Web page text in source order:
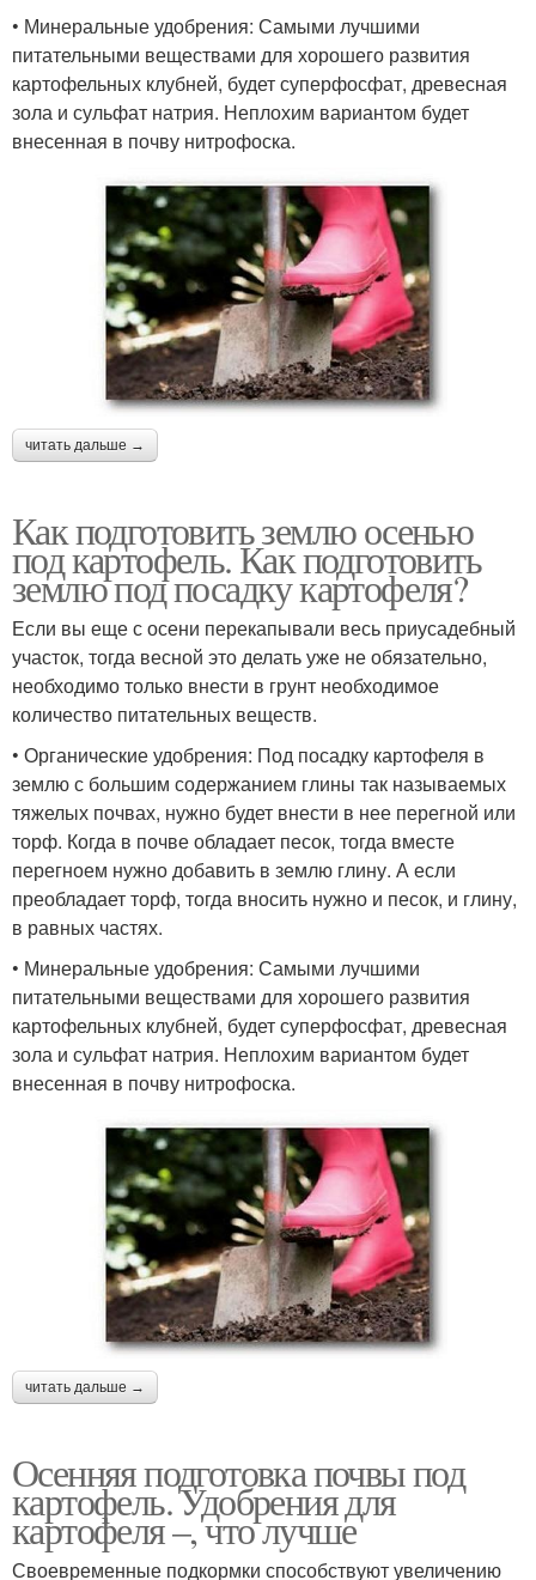
• Минеральные удобрения: Самыми лучшими
питательными веществами для хорошего развития
картофельных клубней, будет суперфосфат, древесная
зола и сульфат натрия. Неплохим вариантом будет
внесенная в почву нитрофоска.
читать дальше →
Как подготовить землю осенью
под картофель. Как подготовить
землю под посадку картофеля?
Если вы еще с осени перекапывали весь приусадебный
участок, тогда весной это делать уже не обязательно,
необходимо только внести в грунт необходимое
количество питательных веществ.
• Органические удобрения: Под посадку картофеля в
землю с большим содержанием глины так называемых
тяжелых почвах, нужно будет внести в нее перегной или
торф. Когда в почве обладает песок, тогда вместе
перегноем нужно добавить в землю глину. А если
преобладает торф, тогда вносить нужно и песок, и глину,
в равных частях.
• Минеральные удобрения: Самыми лучшими
питательными веществами для хорошего развития
картофельных клубней, будет суперфосфат, древесная
зола и сульфат натрия. Неплохим вариантом будет
внесенная в почву нитрофоска.
читать дальше →
Осенняя подготовка почвы под
картофель. Удобрения для
картофеля –, что лучше
Своевременные подкормки способствуют увеличению